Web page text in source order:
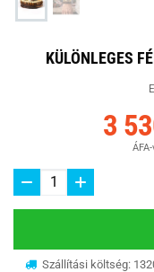
KÜLÖNLEGES
3
ÁFA-
Szállítási költség: